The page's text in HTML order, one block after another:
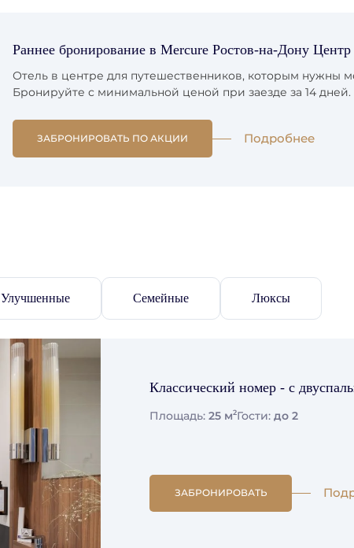
Раннее бронирование в Mercure Ростов-на-Дону Центр
Отель в центре для путешественников, которым нужны
Бронируйте с минимальной ценой при заезде за 14 дней.
ЗАБРОНИРОВАТЬ ПО АКЦИИ Подробнее
Улучшенные Семейные Люксы
Классический номер - c
Площадь: 25 м2Гости: до 2
ЗАБРОНИРОВАТЬ